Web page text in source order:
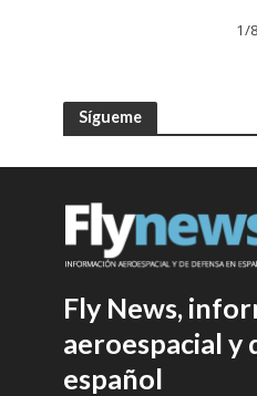
1/8
Sígueme
Fly News,
aeroespacial y
español